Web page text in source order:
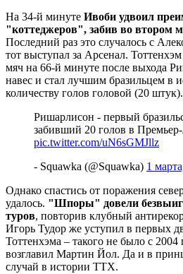
На 34-й минуте Ивоби удвоил
"коттеджеров", забив во втором
Последний раз это случалось с
тот выступал за Арсенал.
мяч на 66-й минуте после выхода
навес и стал лучшим бразильцем в
количеству голов головой (20 штук).
Ришарлисон - первый
забивший 20 голов в Премьер-
pic.twitter.com/uN6sGMJllz
- Squawka (@Squawka) 1
Однако спастись от поражения
удалось. "Шпоры" довели
туров, повторив клубный
Игорь Тудор же уступил в первых
Тоттенхэма – такого не было с 2004
возглавил Мартин Йол. Да и в
случай в истории ТТХ.